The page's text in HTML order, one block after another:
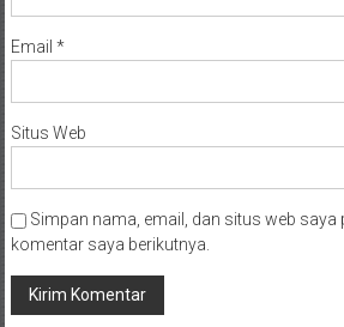
Email *
Situs Web
Simpan nama, email, dan situs web saya
komentar saya berikutnya.